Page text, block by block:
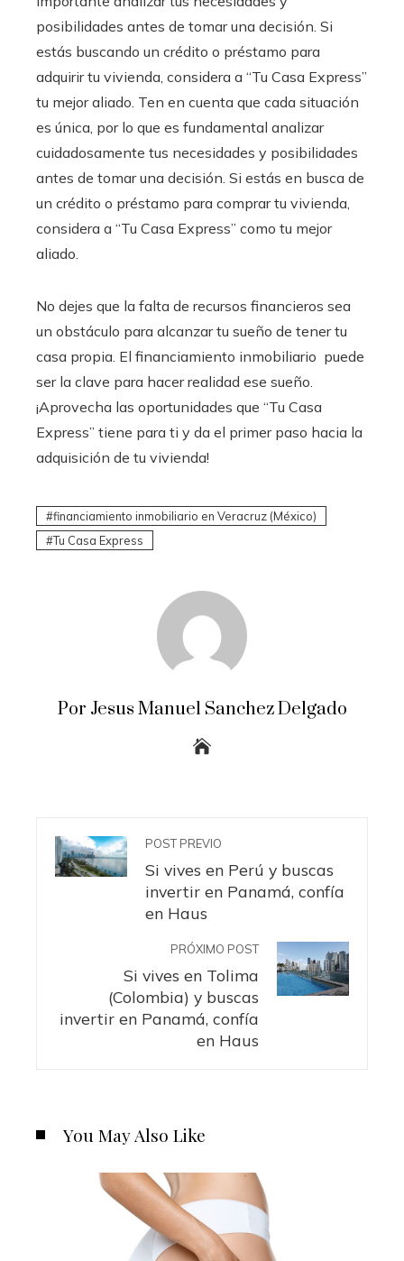
posibilidades antes de tomar una decisión. Si
estás buscando un crédito o préstamo para
adquirir tu vivienda, considera a “Tu Casa Express”
tu mejor aliado. Ten en cuenta que cada situación
es única, por lo que es fundamental analizar
cuidadosamente tus necesidades y posibilidades
antes de tomar una decisión. Si estás en busca de
un crédito o préstamo para comprar tu vivienda,
considera a “Tu Casa Express” como tu mejor
aliado.
No dejes que la falta de recursos financieros sea
un obstáculo para alcanzar tu sueño de tener tu
casa propia. El financiamiento inmobiliario puede
ser la clave para hacer realidad ese sueño.
¡Aprovecha las oportunidades que “Tu Casa
Express” tiene para ti y da el primer paso hacia la
adquisición de tu vivienda!
financiamiento inmobiliario en Veracruz (México)
Tu Casa Express
Por Jesus Manuel Sanchez Delgado
POST PREVIO
Si vives en Perú y buscas
invertir en Panamá, confía
en Haus
PRÓXIMO POST
Si vives en Tolima
(Colombia) y buscas
invertir en Panamá, confía
en Haus
You May Also Like